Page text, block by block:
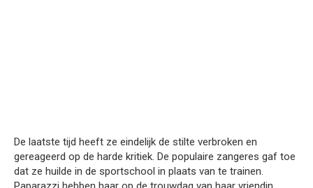
De laatste tijd heeft ze eindelijk de stilte verbroken en
gereageerd op de harde kritiek. De populaire zangeres gaf toe
dat ze huilde in de sportschool in plaats van te trainen.